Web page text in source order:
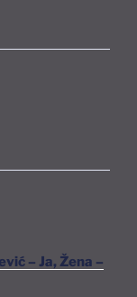
– Ja, Žena –